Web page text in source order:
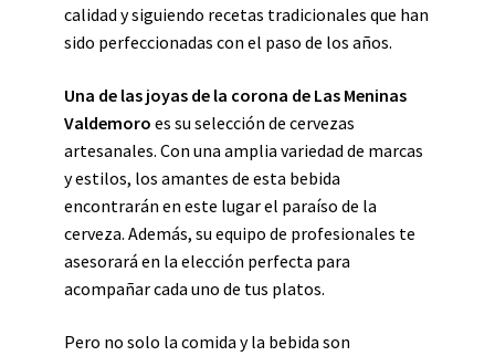
calidad y siguiendo recetas tradicionales que han
sido perfeccionadas con el paso de los años.
Una de las joyas de la corona de Las Meninas
Valdemoro es su selección de cervezas
artesanales. Con una amplia variedad de marcas
y estilos, los amantes de esta bebida
encontrarán en este lugar el paraíso de la
cerveza. Además, su equipo de profesionales te
asesorará en la elección perfecta para
acompañar cada uno de tus platos.
Pero no solo la comida y la bebida son